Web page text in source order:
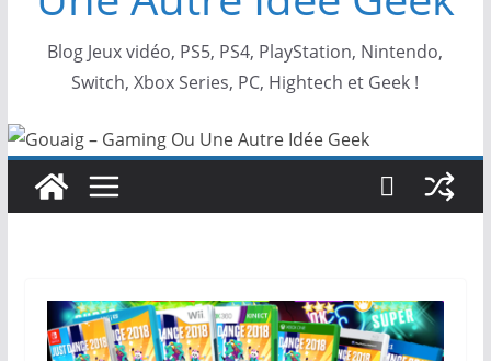
Blog Jeux vidéo, PS5, PS4, PlayStation, Nintendo,
Switch, Xbox Series, PC, Hightech et Geek !